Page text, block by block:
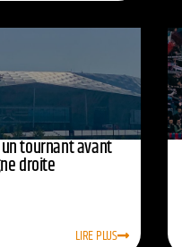
un tournant avant
droite
LIRE PLUS